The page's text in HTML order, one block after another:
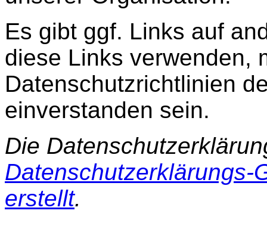
Es gibt ggf. Links auf
diese Links verwenden,
Datenschutzrichtlinien
einverstanden sein.
Die
Datenschutzerklärungs-
erstellt.